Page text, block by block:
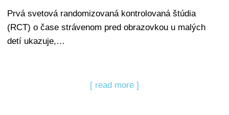
Prvá svetová randomizovaná kontrolovaná štúdia
(RCT) o čase strávenom pred obrazovkou u malých
detí ukazuje,…
[ read more ]